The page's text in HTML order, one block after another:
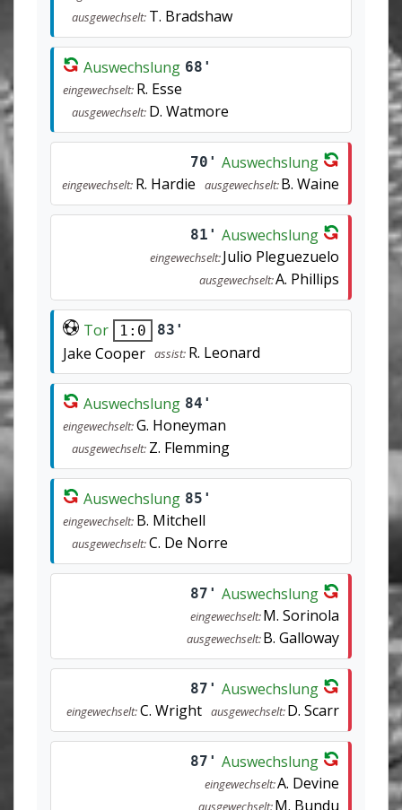
ausgewechselt: T. Bradshaw
Auswechslung 68'
eingewechselt: R. Esse
ausgewechselt: D. Watmore
70' Auswechslung
eingewechselt: R. Hardie ausgewechselt:B. Waine
81' Auswechslung
eingewechselt:Julio Pleguezuelo
ausgewechselt:A. Phillips
Tor 1:0 83'
Jake Cooper assist: R. Leonard
Auswechslung 84'
eingewechselt:G. Honeyman
ausgewechselt: Z. Flemming
Auswechslung 85'
eingewechselt: B. Mitchell
ausgewechselt:C. De Norre
87' Auswechslung
eingewechselt:M. Sorinola
ausgewechselt:B. Galloway
87' Auswechslung
eingewechselt:C. Wright ausgewechselt:D. Scarr
87' Auswechslung
eingewechselt:A. Devine
ausgewechselt:M. Bundu